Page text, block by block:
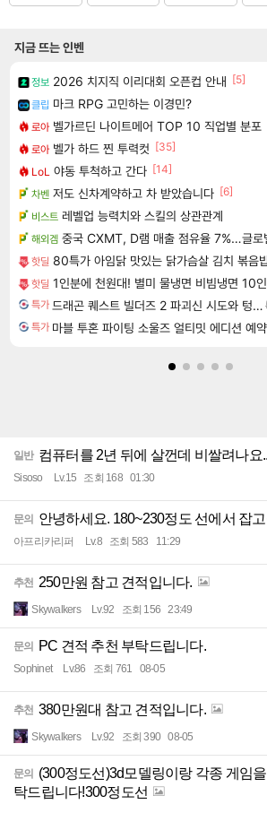
지금 뜨는 인벤
정보 2026 치지직 이리대회 오픈컵 안내 [5]
클립 마크 RPG 고민하는 이경민?
로아 벨가르딘 나이트메어 TOP 10 직업별 분포
로아 벨가 하드 찐 투력컷 [35]
LoL 야동 투척하고 간다 [14]
차벤 저도 신차계약하고 차 받았습니다 [6]
비스트 레벨업 능력치와 스킬의 상관관계
해외겜 중국 CXMT, D램 매출 점유율 7%…글로
핫딜 80특가 아임닭 맛있는 닭가슴살 김치 볶
핫딜 1인분에 천원대! 별미 물냉면 비빔냉면 10
특가 드래곤 퀘스트 빌더즈 2 파괴신 시도와 텅 빈 섬 Dragon Quest Builders 2
특가
일반 컴퓨터를 2년 뒤에 살껀데 비쌀려나요
Sisoso Lv.15 조회 168 01:30
문의 안녕하세요. 180~230정도 선에서 잡
아프리카리퍼 Lv.8 조회 583 11:29
추천 250만원 참고 견적입니다.
Skywalkers Lv.92 조회 156 23:49
문의 PC 견적 추천 부탁드립니다.
Sophinet Lv.86 조회 761 08-05
추천 380만원대 참고 견적입니다.
Skywalkers Lv.92 조회 390 08-05
문의 (300정도선)3d모델링이랑 각종 게임
탁드립니다!300정도선